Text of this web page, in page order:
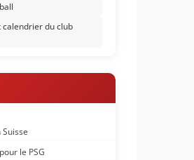
du club
le PSG